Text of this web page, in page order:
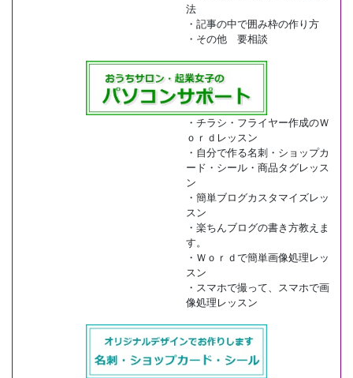
法
・記事の中で囲み枠の作り方
・その他 要相談
・チラシ・フライヤー作成のＷ
ｏｒｄレッスン
・自分で作る名刺・ショップカ
ード・シール・商品タグレッス
ン
・簡単ブログカスタマイズレッ
スン
・楽ちんブログの書き方教えま
す。
・Ｗｏｒｄで簡単画像処理レッ
スン
・スマホで撮って、スマホで画
像処理レッスン